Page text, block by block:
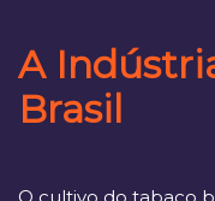
A
Brasil